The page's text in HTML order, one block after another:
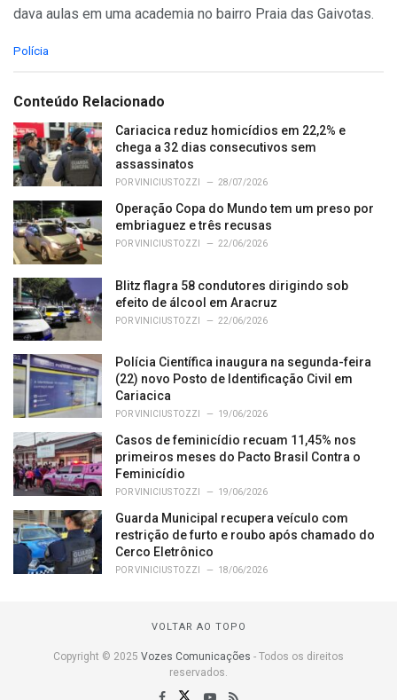
dava aulas em uma academia no bairro Praia das Gaivotas.
C
e
o
r
i
e
:
Polícia
Conteúdo Relacionado
Cariacica reduz homicídios em 22,2% e
chega a 32 dias consecutivos sem
assassinatos
PORVINICIUS TOZZI 28/07/2026
Operação Copa do Mundo tem um preso por
embriaguez e três recusas
PORVINICIUS TOZZI 22/06/2026
Blitz flagra 58 condutores dirigindo sob
efeito de álcool em Aracruz
PORVINICIUS TOZZI 22/06/2026
Polícia Científica inaugura na segunda-feira
(22) novo Posto de Identificação Civil em
Cariacica
PORVINICIUS TOZZI 19/06/2026
Casos de feminicídio recuam 11,45% nos
primeiros meses do Pacto Brasil Contra o
Feminicídio
PORVINICIUS TOZZI 19/06/2026
Guarda Municipal recupera veículo com
restrição de furto e roubo após chamado do
Cerco Eletrônico
PORVINICIUS TOZZI 18/06/2026
VOLTAR AO TOPO
Copyright © 2025 Vozes Comunicações - Todos os direitos
reservados.